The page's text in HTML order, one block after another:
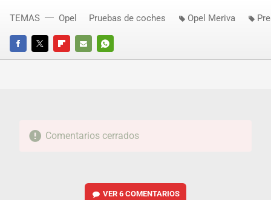
FACEBOOKTWITTERFLIPBOARD
E-
WHATSAPP
TEMAS Opel Pruebas de coches Opel Meriva
Comentarios cerrados
VER6 COMENTARIOS